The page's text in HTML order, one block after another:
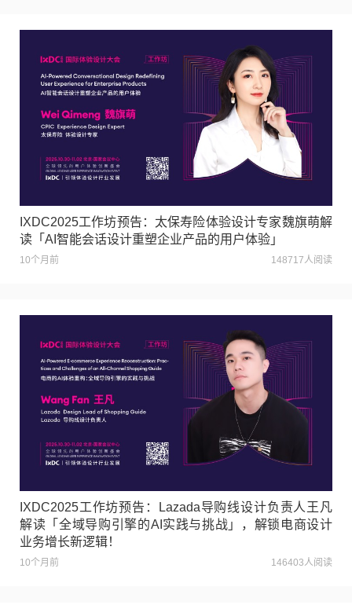
IXDC2025工作坊预告：太保寿险体验设计专家魏旗萌解
读「AI智能会话设计重塑企业产品的用户体验」
10个月前 148717人阅读
IXDC2025工作坊预告：Lazada导购线设计负责人王凡
解读「全域导购引擎的AI实践与挑战」，解锁电商设计
业务增长新逻辑！
10个月前 146403人阅读